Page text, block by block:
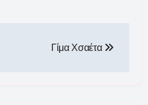
Γίμα Χσαέτα